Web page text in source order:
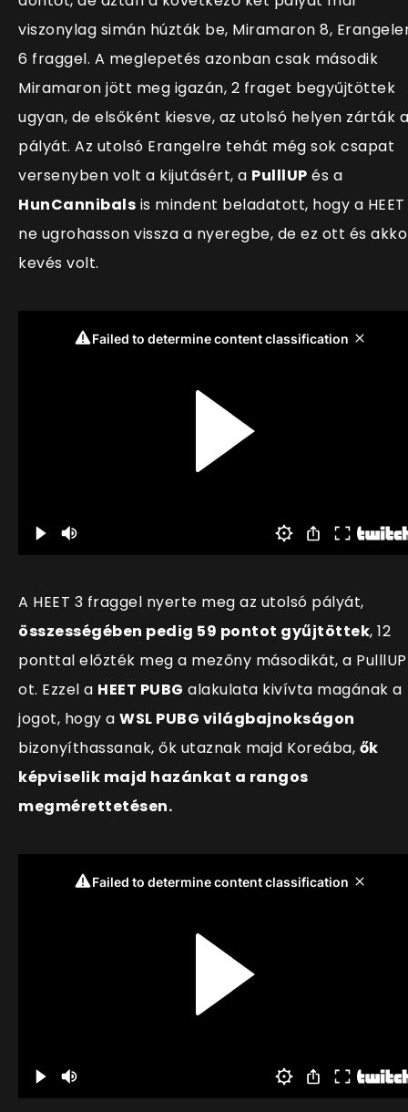
viszonylag simán húzták be, Miramaron 8,
6 fraggel. A meglepetés azonban csak második
Miramaron jött meg igazán, 2 fraget begyűjtöttek
ugyan, de elsőként kiesve, az utolsó helyen zárták a
pályát. Az utolsó Erangelre tehát még sok csapat
versenyben volt a kijutásért, a PulllUP és a
HunCannibals is mindent beladatott, hogy a HEET
ne ugrohasson vissza a nyeregbe, de ez ott és
kevés volt.
A HEET 3 fraggel nyerte meg az utolsó pályát,
összességében pedig 59 pontot gyűjtöttek, 12
ponttal előzték meg a mezőny másodikát, a
ot. Ezzel a HEET PUBG alakulata kivívta magának a
jogot, hogy a WSL PUBG világbajnokságon
bizonyíthassanak, ők utaznak majd Koreába, ők
képviselik majd hazánkat a rangos
megmérettetésen.